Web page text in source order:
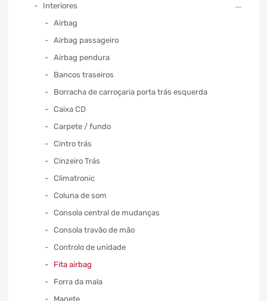
Interiores
Airbag
Airbag passageiro
Airbag pendura
Bancos traseiros
Borracha de carroçaria porta trás esquerda
Caixa CD
Carpete / fundo
Cintro trás
Cinzeiro Trás
Climatronic
Coluna de som
Consola central de mudanças
Consola travão de mão
Controlo de unidade
Fita airbag
Forra da mala
Manete